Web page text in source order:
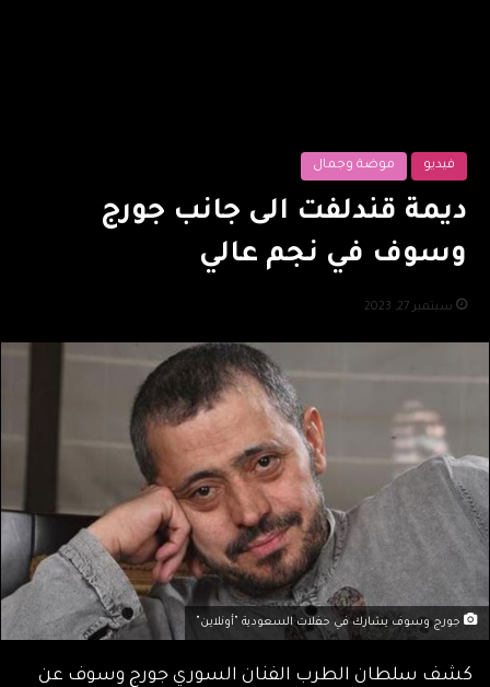
فيديو موضة وجمال
ديمة قندلفت الى جانب جورج
وسوف في نجم عالي
سبتمبر 27, 2023
جورج وسوف يشارك في حفلات السعودية "أونلاين"
كشف سلطان الطرب الفنان السوري جورج وسوف عن